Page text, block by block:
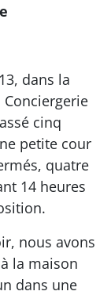
dans la
cinq
petite cour
quatre
14 heures
nous avons
la maison
dans une